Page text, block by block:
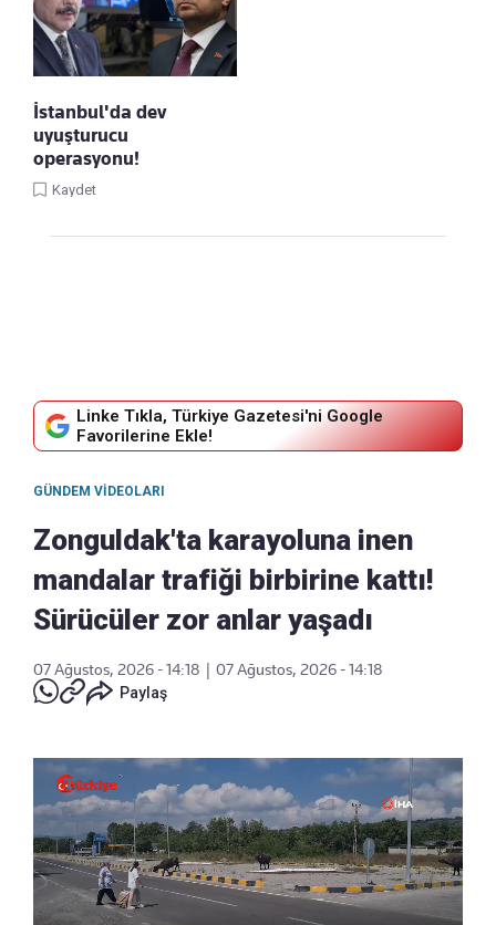
İstanbul'da dev
uyuşturucu
operasyonu!
Kaydet
Linke Tıkla, Türkiye Gazetesi'ni Google
Favorilerine Ekle!
GÜNDEM VIDEOLARI
Zonguldak'ta karayoluna inen
mandalar trafiği birbirine kattı!
Sürücüler zor anlar yaşadı
07 Ağustos, 2026 - 14:18
07 Ağustos, 2026 - 14:18
Paylaş